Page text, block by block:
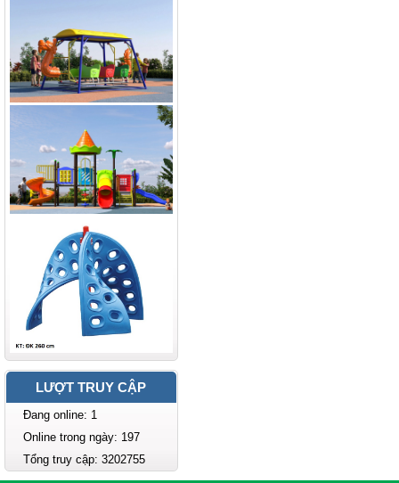
LƯỢT TRUY CẬP
Đang online: 1
Online trong ngày: 197
Tổng truy cập: 3202755